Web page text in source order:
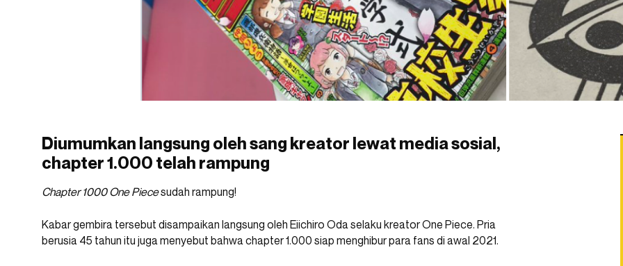
Diumumkan langsung oleh sang kreator lewat media sosial,
chapter 1.000 telah rampung
Chapter 1000 One Piecesudah rampung!
Kabar gembira tersebut disampaikan langsung oleh Eiichiro Oda selaku kreator One Piece. Pria
berusia 45 tahun itu juga menyebut bahwa chapter 1.000 siap menghibur para fans di awal 2021.